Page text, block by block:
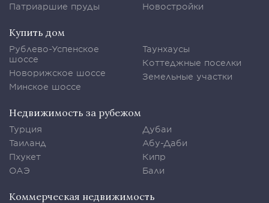
Патриаршие пруды
Новостройки
Купить дом
Рублево-Успенское
шоссе
Новорижское шоссе
Минское шоссе
Таунхаусы
Коттеджные поселки
Земельные участки
Недвижимость за рубежом
Турция
Таиланд
Пхукет
ОАЭ
Дубаи
Абу-Даби
Кипр
Бали
Коммерческая недвижимость